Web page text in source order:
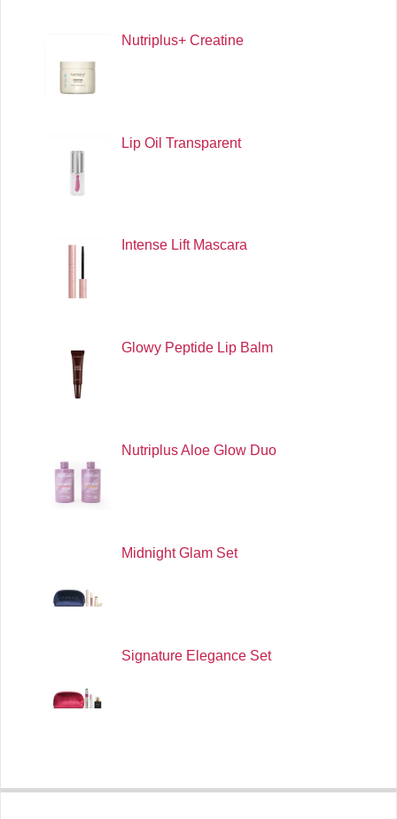
Nutriplus+ Creatine
Lip Oil Transparent
Intense Lift Mascara
Glowy Peptide Lip Balm
Nutriplus Aloe Glow Duo
Midnight Glam Set
Signature Elegance Set